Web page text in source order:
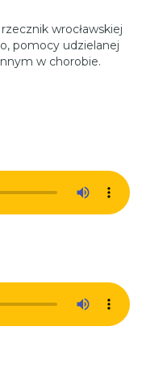
wrocławskiej
pomocy udzielanej
w chorobie.